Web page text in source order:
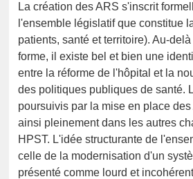
La création des ARS s'inscrit
l'ensemble législatif que constitue
patients, santé et territoire). Au-
forme, il existe bel et bien une
entre la réforme de l'hôpital et la
des politiques publiques de santé.
poursuivis par la mise en place
ainsi pleinement dans les autres
HPST. L'idée structurante de
celle de la modernisation d'un
présenté comme lourd et